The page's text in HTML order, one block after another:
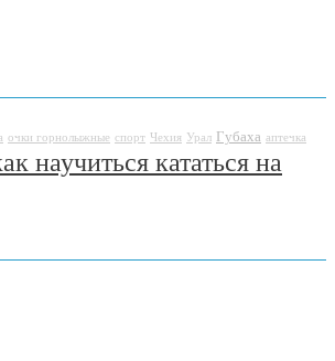
очки горнолыжные спорт Чехия Урал Губаха аптечка
научиться кататься на